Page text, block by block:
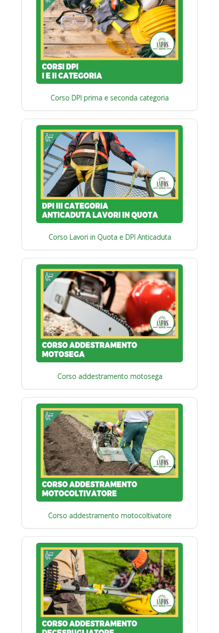
Corso DPI prima e seconda categoria
Corso Lavori in Quota e DPI Anticaduta
Corso addestramento motosega
Corso addestramento motocoltivatore